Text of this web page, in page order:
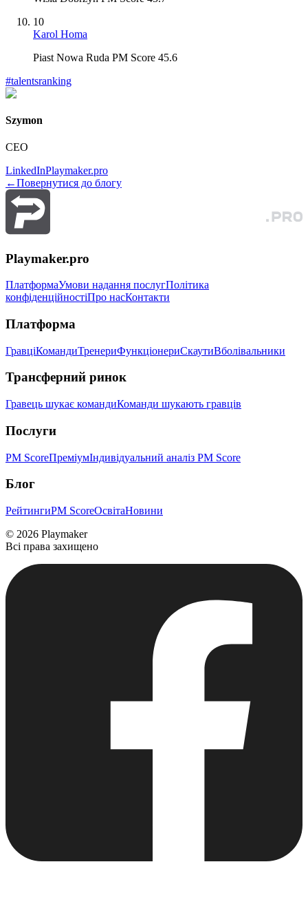
10
Karol Homa
Piast Nowa Ruda PM Score 45.6
#talentsranking
Szymon
CEO
LinkedInPlaymaker.pro
←Повернутися до блогу
Playmaker.pro
ПлатформаУмови надання послугПолітика
конфіденційностіПро насКонтакти
Платформа
ГравціКомандиТренериФункціонериСкаутиВболівальники
Трансферний ринок
Гравець шукає командиКоманди шукають гравців
Послуги
PM ScoreПреміумІндивідуальний аналіз PM Score
Блог
РейтингиPM ScoreОсвітаНовини
© 2026 Playmaker
Всі права захищено